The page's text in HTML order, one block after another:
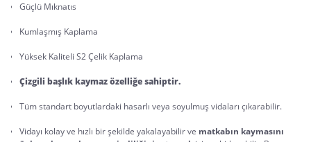
Güçlü Mıknatıs
Kumlaşmış Kaplama
Yüksek Kaliteli S2 Çelik Kaplama
Çizgili başlık kaymaz özelliğe sahiptir.
Tüm standart boyutlardaki hasarlı veya soyulmuş vidaları çıkarabilir.
Vidayı kolay ve hızlı bir şekilde yakalayabilir ve matkabın kaymasını